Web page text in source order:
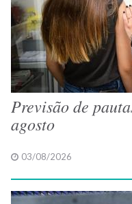
Previsão de
agosto
03/08/2026